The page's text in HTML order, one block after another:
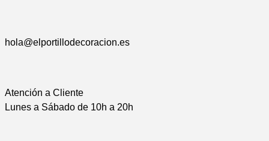
hola@elportillodecoracion.es
Atención a Cliente
Lunes a Sábado de 10h a 20h